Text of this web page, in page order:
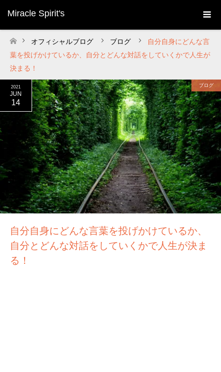
Miracle Spirit's
ホーム
オフィシャルブログ ブログ
自分自身にどんな言
葉を投げかけているか、自分とどんな対話をしていくかで人生が
決まる！
2021
JUN
14
ブログ
自分自身にどんな言葉を投げかけているか、
自分とどんな対話をしていくかで人生が決ま
る！